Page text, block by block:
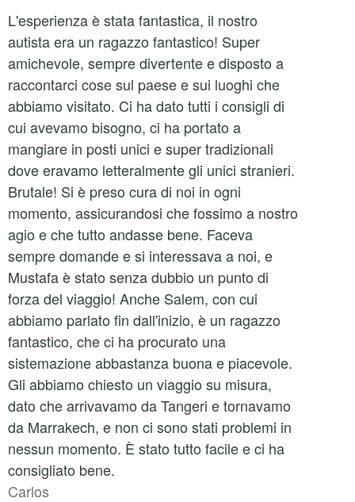
L'esperienza è stata fantastica, il nostro
autista era un ragazzo fantastico! Super
amichevole, sempre divertente e disposto a
raccontarci cose sul paese e sui luoghi che
abbiamo visitato. Ci ha dato tutti i consigli di
cui avevamo bisogno, ci ha portato a
mangiare in posti unici e super tradizionali
dove eravamo letteralmente gli unici stranieri.
Brutale! Si è preso cura di noi in ogni
momento, assicurandosi che fossimo a nostro
agio e che tutto andasse bene. Faceva
sempre domande e si interessava a noi, e
Mustafa è stato senza dubbio un punto di
forza del viaggio! Anche Salem, con cui
abbiamo parlato fin dall'inizio, è un ragazzo
fantastico, che ci ha procurato una
sistemazione abbastanza buona e piacevole.
Gli abbiamo chiesto un viaggio su misura,
dato che arrivavamo da Tangeri e tornavamo
da Marrakech, e non ci sono stati problemi in
nessun momento. È stato tutto facile e ci ha
consigliato bene.
Carlos